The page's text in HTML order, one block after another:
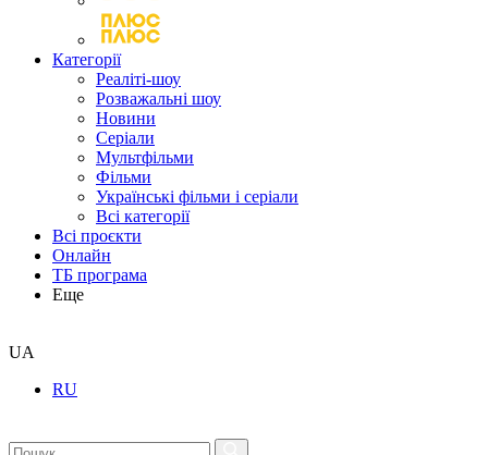
Категорії
Реаліті-шоу
Розважальні шоу
Новини
Серіали
Мультфільми
Фільми
Українські фільми і серіали
Всі категорії
Всі проєкти
Онлайн
ТБ програма
Еще
UA
RU